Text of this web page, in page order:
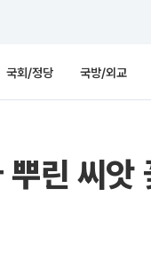
국회/정당 국방/외교
뿌린 씨